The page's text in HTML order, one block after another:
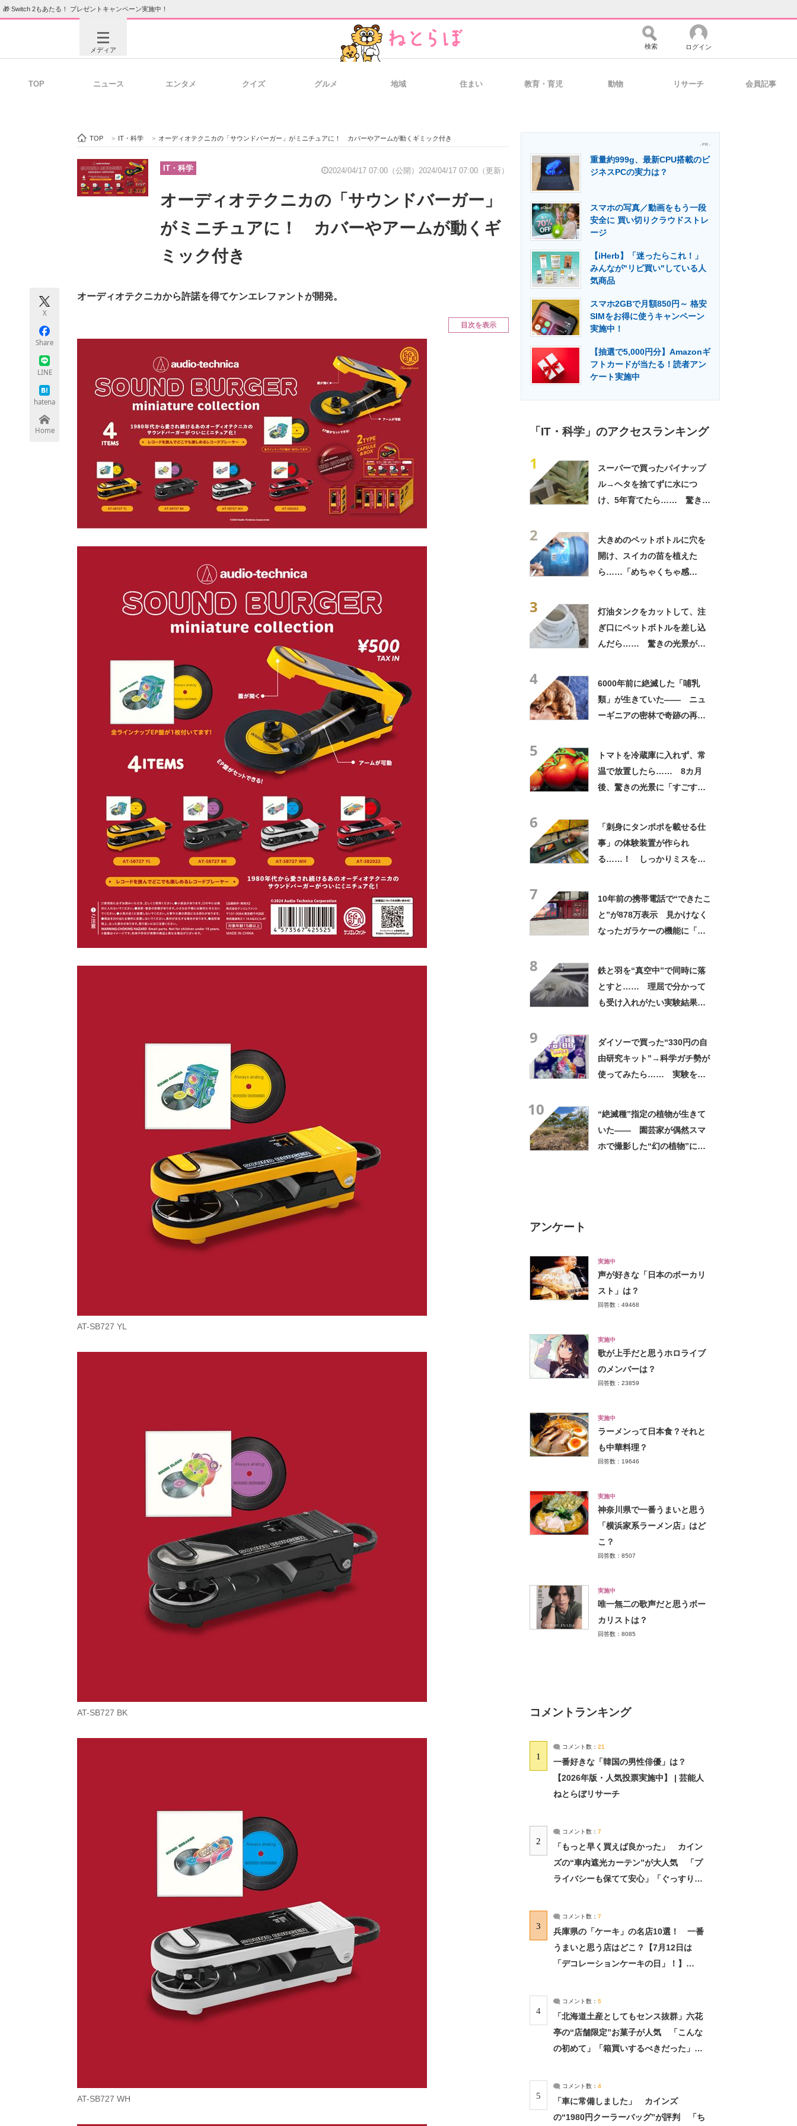
🎁 Switch 2もあたる！ プレゼントキャンペーン実施中！
メディア
ビジネスと働き方のヒント 経営リーダーのコミュニティ マーケ×ITの今がよく分かる
製造業のIT導入・活用を支援
エネルギーの専門メディア 建設×テクノロジーの最前線
検索 ログイン
TOP ニュース エンタメ クイズ グルメ 地域 住まい 教育・育児 動物 リサーチ 会員記事
TOP > IT・科学 > オーディオテクニカの「サウンドバーガー」がミニチュアに！ カバーやアームが動くギミック付き
IT・科学 2024/04/17 07:00（公開） 2024/04/17 07:00（更新）
オーディオテクニカの「サウンドバーガー」
がミニチュアに！ カバーやアームが動くギ
ミック付き
X
Share
LINE
hatena
Home
オーディオテクニカから許諾を得てケンエレファントが開発。
目次を表示
AT-SB727 YL
AT-SB727 BK
AT-SB727 WH
- PR -
重量約999g、最新CPU搭載のビ
ジネスPCの実力は？
スマホの写真／動画をもう一段
安全に 買い切りクラウドストレ
ージ
【iHerb】「迷ったらこれ！」
みんなが"リピ買い"している人
気商品
スマホ2GBで月額850円～ 格安
SIMをお得に使うキャンペーン
実施中！
【抽選で5,000円分】Amazonギ
フトカードが当たる！読者アン
ケート実施中
「IT・科学」のアクセスランキング
1
スーパーで買ったパイナップ
ル→ヘタを捨てずに水につ
け、5年育てたら…… 驚きの
2
大きめのペットボトルに穴を
開け、スイカの苗を植えた
ら……「めちゃくちゃ感
3
灯油タンクをカットして、注
ぎ口にペットボトルを差し込
んだら…… 驚きの光景が
4
6000年前に絶滅した「哺乳
類」が生きていた―― ニュ
ーギニアの密林で奇跡の再発
5
トマトを冷蔵庫に入れず、常
温で放置したら…… 8カ月
後、驚きの光景に「すごすぎ
6
「刺身にタンポポを載せる仕
事」の体験装置が作られ
る……！ しっかりミスを検
7
10年前の携帯電話で“できたこ
と”が878万表示 見かけなく
なったガラケーの機能に「割
8
鉄と羽を“真空中”で同時に落
とすと…… 理屈で分かって
も受け入れがたい実験結果に8
9
ダイソーで買った“330円の自
由研究キット”→科学ガチ勢が
使ってみたら…… 実験を成
10
“絶滅種”指定の植物が生きて
いた―― 園芸家が偶然スマ
ホで撮影した“幻の植物”に研
アンケート
実施中
声が好きな「日本のボーカリ
スト」は？
回答数：49468
実施中
歌が上手だと思うホロライブ
のメンバーは？
回答数：23859
実施中
ラーメンって日本食？それと
も中華料理？
回答数：19646
実施中
神奈川県で一番うまいと思う
「横浜家系ラーメン店」はど
こ？
回答数：8507
実施中
唯一無二の歌声だと思うボー
カリストは？
回答数：8085
コメントランキング
1
コメント数： 21
一番好きな「韓国の男性俳優」は？
【2026年版・人気投票実施中】 | 芸能人
ねとらぼリサーチ
2
コメント数： 7
「もっと早く買えば良かった」 カイン
ズの“車内遮光カーテン”が大人気 「プ
ライバシーも保てて安心」「ぐっすり眠
3
コメント数： 7
兵庫県の「ケーキ」の名店10選！ 一番
うまいと思う店はどこ？【7月12日は
「デコレーションケーキの日」！】
4
コメント数： 5
「北海道土産としてもセンス抜群」六花
亭の“店舗限定”お菓子が人気 「こんな
の初めて」「箱買いするべきだった」
5
コメント数： 4
「車に常備しました」 カインズ
の“1980円クーラーバッグ”が評判 「ち